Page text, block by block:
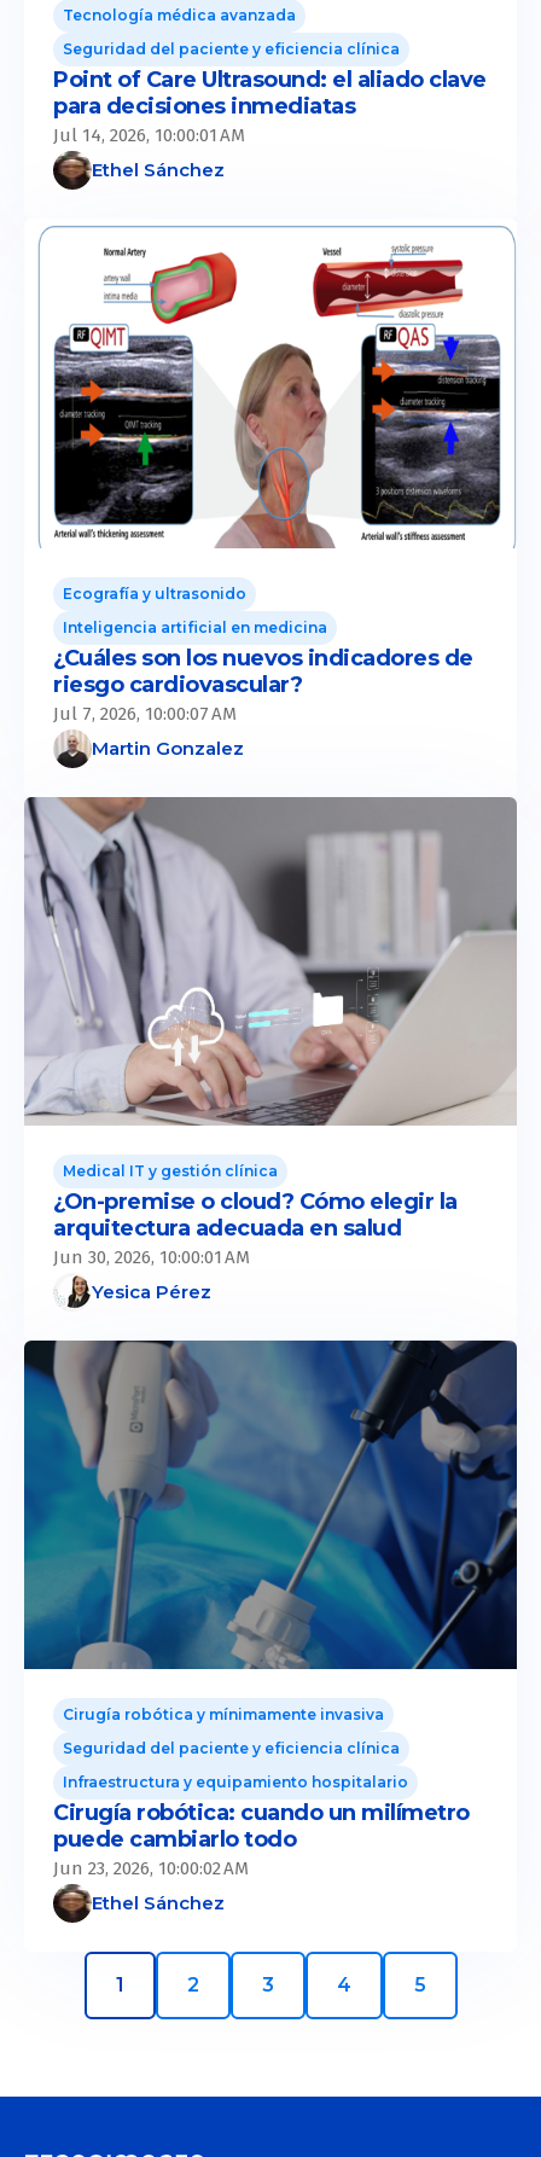
Tecnología médica avanzada
Seguridad del paciente y eficiencia clínica
Point of Care Ultrasound: el aliado clave
para decisiones inmediatas
Jul 14, 2026, 10:00:01 AM
Ethel Sánchez
Ecografía y ultrasonido
Inteligencia artificial en medicina
¿Cuáles son los nuevos indicadores de
riesgo cardiovascular?
Jul 7, 2026, 10:00:07 AM
Martin Gonzalez
Medical IT y gestión clínica
¿On-premise o cloud? Cómo elegir la
arquitectura adecuada en salud
Jun 30, 2026, 10:00:01 AM
Yesica Pérez
Cirugía robótica y mínimamente invasiva
Seguridad del paciente y eficiencia clínica
Infraestructura y equipamiento hospitalario
Cirugía robótica: cuando un milímetro
puede cambiarlo todo
Jun 23, 2026, 10:00:02 AM
Ethel Sánchez
1 2 3 4 5